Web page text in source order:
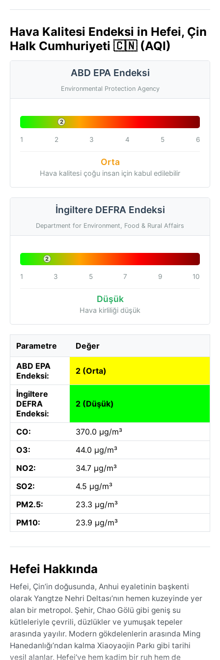
Hava Kalitesi Endeksi in Hefei, Çin
Halk Cumhuriyeti 🇨🇳 (AQI)
ABD EPA Endeksi
Environmental Protection Agency
2
1 2 3 4 5 6
Orta
Hava kalitesi çoğu insan için kabul edilebilir
İngiltere DEFRA Endeksi
Department for Environment, Food & Rural Affairs
2
1 3 5 7 9 10
Düşük
Hava kirliliği düşük
Parametre Değer
ABD EPA
Endeksi:
2 (Orta)
İngiltere
DEFRA
Endeksi:
2 (Düşük)
CO:
370.0 µg/m³
O3:
44.0 µg/m³
NO2:
34.7 µg/m³
SO2:
4.5 µg/m³
PM2.5:
23.3 µg/m³
PM10:
23.9 µg/m³
Hefei Hakkında
Hefei, Çin’in doğusunda, Anhui eyaletinin başkenti
olarak Yangtze Nehri Deltası’nın hemen kuzeyinde yer
alan bir metropol. Şehir, Chao Gölü gibi geniş su
kütleleriyle çevrili, düzlükler ve yumuşak tepeler
arasında yayılır. Modern gökdelenlerin arasında Ming
Hanedanlığı’ndan kalma Xiaoyaojin Parkı gibi tarihi
yeşil alanlar, Hefei’ye hem kadim bir ruh hem de